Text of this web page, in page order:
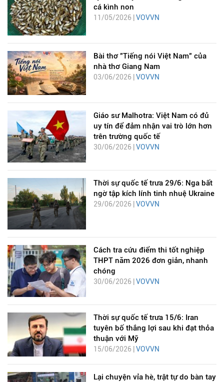
cá kình non
11/05/2026 | VOVVN
Bài thơ "Tiếng nói Việt Nam" của
nhà thơ Giang Nam
03/06/2026 | VOVVN
Giáo sư Malhotra: Việt Nam có đủ
uy tín để đảm nhận vai trò lớn hơn
trên trường quốc tế
30/06/2026 | VOVVN
Thời sự quốc tế trưa 29/6: Nga bất
ngờ tập kích lính tinh nhuệ Ukraine
29/06/2026 | VOVVN
Cách tra cứu điểm thi tốt nghiệp
THPT năm 2026 đơn giản, nhanh
chóng
30/06/2026 | VOVVN
Thời sự quốc tế trưa 15/6: Iran
tuyên bố thắng lợi sau khi đạt thỏa
thuận với Mỹ
15/06/2026 | VOVVN
Lại chuyện vỉa hè, trật tự do bàn tay